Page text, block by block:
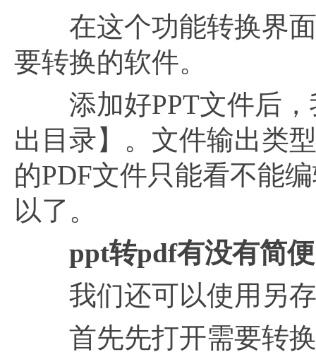
在这个功能转换界面
要转换的软件。
添加好PPT文件后，
出目录】。文件输出类
的PDF文件只能看不能
以了。
ppt转pdf有没有简
我们还可以使用另存
首先先打开需要转换